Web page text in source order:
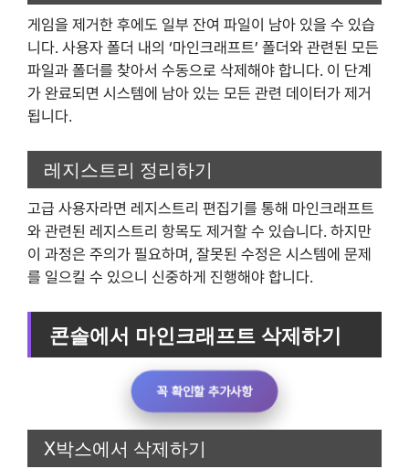
게임을 제거한 후에도 일부 잔여 파일이 남아 있을 수 있습
니다. 사용자 폴더 내의 ‘마인크래프트’ 폴더와 관련된 모든
파일과 폴더를 찾아서 수동으로 삭제해야 합니다. 이 단계
가 완료되면 시스템에 남아 있는 모든 관련 데이터가 제거
됩니다.
레지스트리 정리하기
고급 사용자라면 레지스트리 편집기를 통해 마인크래프트
와 관련된 레지스트리 항목도 제거할 수 있습니다. 하지만
이 과정은 주의가 필요하며, 잘못된 수정은 시스템에 문제
를 일으킬 수 있으니 신중하게 진행해야 합니다.
콘솔에서 마인크래프트 삭제하기
꼭 확인할 추가사항
X박스에서 삭제하기